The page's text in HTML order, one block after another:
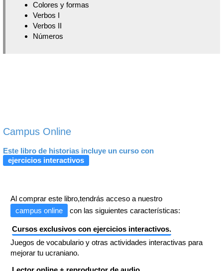
Colores y formas
Verbos I
Verbos II
Números
Campus Online
Este libro de historias incluye un curso con
ejercicios interactivos
Al comprar este libro,tendrás acceso a nuestro
campus online
con las siguientes características:
Cursos exclusivos con ejercicios interactivos.
Juegos de vocabulario y otras actividades interactivas para
mejorar tu ucraniano.